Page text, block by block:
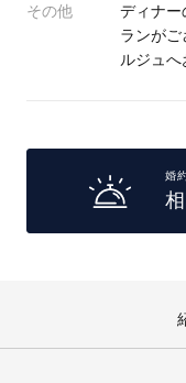
その他
ディナー
ランがご
ルジュ
婚
エピソード